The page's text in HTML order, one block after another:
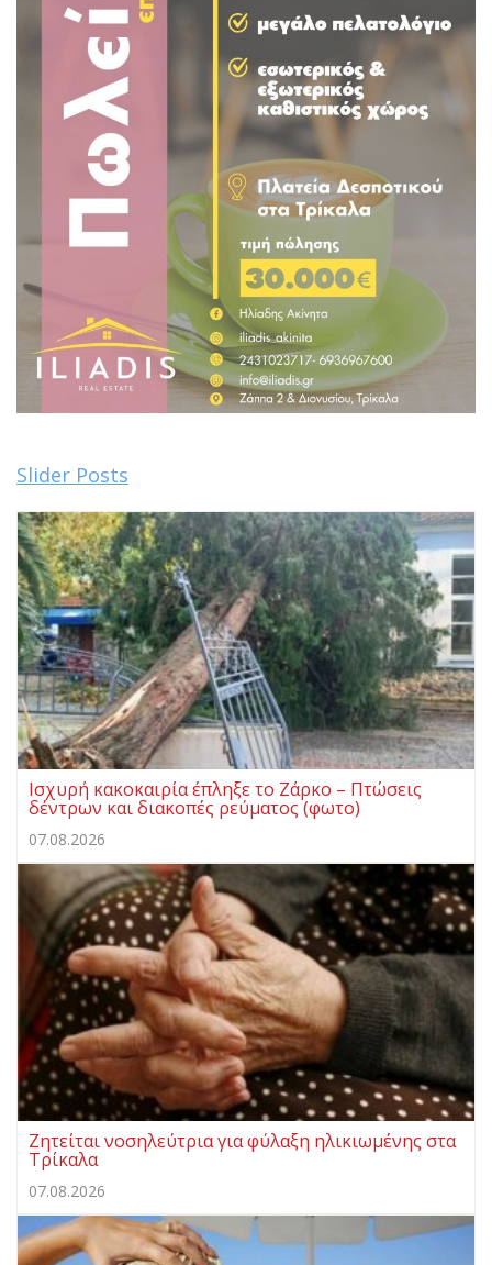
Slider Posts
Ισχυρή κακοκαιρία έπληξε το Ζάρκο – Πτώσεις
δέντρων και διακοπές ρεύματος (φωτο)
07.08.2026
Ζητείται νοσηλεύτρια για φύλαξη ηλικιωμένης στα
Τρίκαλα
07.08.2026